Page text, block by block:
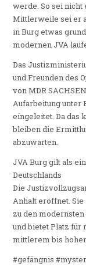
werde. So sei
Mittlerweile sei er
in Burg etwas
modernen JVA
Das
und Freunden des
von MDR
Aufarbeitung unter
eingeleitet. Da das
bleiben die
abzuwarten.
JVA Burg gilt als
Deutschlands
Die
Anhalt eröffnet.
zu den
und bietet Platz für
mittlerem bis
#gefängnis